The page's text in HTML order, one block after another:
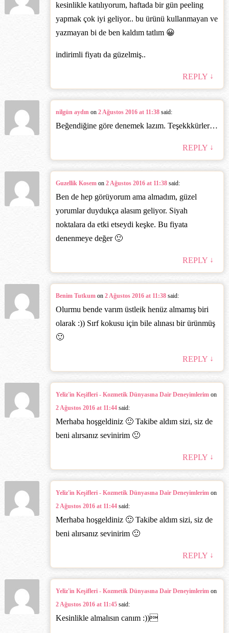
kesinlikle katılıyorum, haftada bir gün peeling
yapmak çok iyi geliyor.. bu ürünü kullanmayan ve
yazmayan bi de ben kaldım tatlım 😀
indirimli fiyatı da güzelmiş..
REPLY ↓
nilgün aydın on 2 Ağustos 2016 at 11:38 said:
Beğendiğine göre denemek lazım. Teşekkkürler…
REPLY ↓
Guzellik Kosem on 2 Ağustos 2016 at 11:38 said:
Ben de hep görüyorum ama almadım, güzel
yorumlar duydukça alasım geliyor. Siyah
noktalara da etki etseydi keşke. Bu fiyata
denenmeye değer 🙂
REPLY ↓
Benim Tutkum on 2 Ağustos 2016 at 11:38 said:
Olurmu bende varım üstleik henüz almamış biri
olarak :)) Sırf kokusu için bile alınası bir ürünmüş
🙂
REPLY ↓
Yeliz'in Keşifleri - Kozmetik Dünyasına Dair Deneyimlerim on
2 Ağustos 2016 at 11:44 said:
Merhaba hoşgeldiniz 🙂 Takibe aldım sizi, siz de
beni alırsanız sevinirim 🙂
REPLY ↓
Yeliz'in Keşifleri - Kozmetik Dünyasına Dair Deneyimlerim on
2 Ağustos 2016 at 11:44 said:
Merhaba hoşgeldiniz 🙂 Takibe aldım sizi, siz de
beni alırsanız sevinirim 🙂
REPLY ↓
Yeliz'in Keşifleri - Kozmetik Dünyasına Dair Deneyimlerim on
2 Ağustos 2016 at 11:45 said:
Kesinlikle almalısın canım :))‎